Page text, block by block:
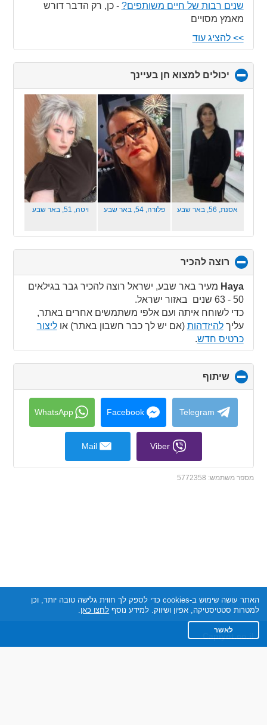
שנים רבות של חיים משותפים? -כן, רק הדבר דורש
מאמץ מסויים
>> להציג עוד
יכולים למצוא חן בעיינך
to
collapse
contents
אסנת, 56, באר שבע פלורה, 54, באר שבע ויטה, 51, באר שבע
רוצה להכיר
to
collapse
contents
Haya מעיר באר שבע, ישראל רוצה להכיר גבר בגילאים
50 - 63 שנים באזור ישראל.
כדי לשוחח איתה ועם אלפי משתמשים אחרים באתר,
עליךלהיזדהות (אם יש לך כבר חשבון באתר) אוליצור
כרטיס חדש.
שיתוף
to
collapse
contents
Telegram
Facebook
WhatsApp
Viber
Mail
מספר משתמש: 5772358
Capiyot.co.il
האתר עושה שימוש ב-cookies כדי לספק לך חווית גלישה טובה יותר, וכן
למטרות סטטיסטיקה, אפיון ושיווק. למידע נוסף לחצו כאן.
לאשר